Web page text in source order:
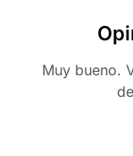
Muy bueno.